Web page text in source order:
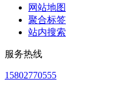
网站地图
聚合标签
站内搜索
服务热线
15802770555